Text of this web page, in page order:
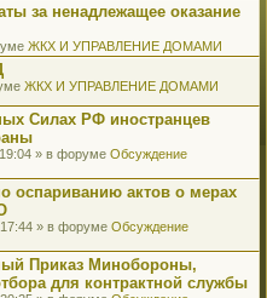
за ненадлежащее оказание
ЖКХ И УПРАВЛЕНИЕ ДОМАМИ
ЖКХ И УПРАВЛЕНИЕ ДОМАМИ
Силах РФ иностранцев
» в форуме Обсуждение
оспариванию актов о мерах
» в форуме Обсуждение
Приказ Минобороны,
для контрактной службы